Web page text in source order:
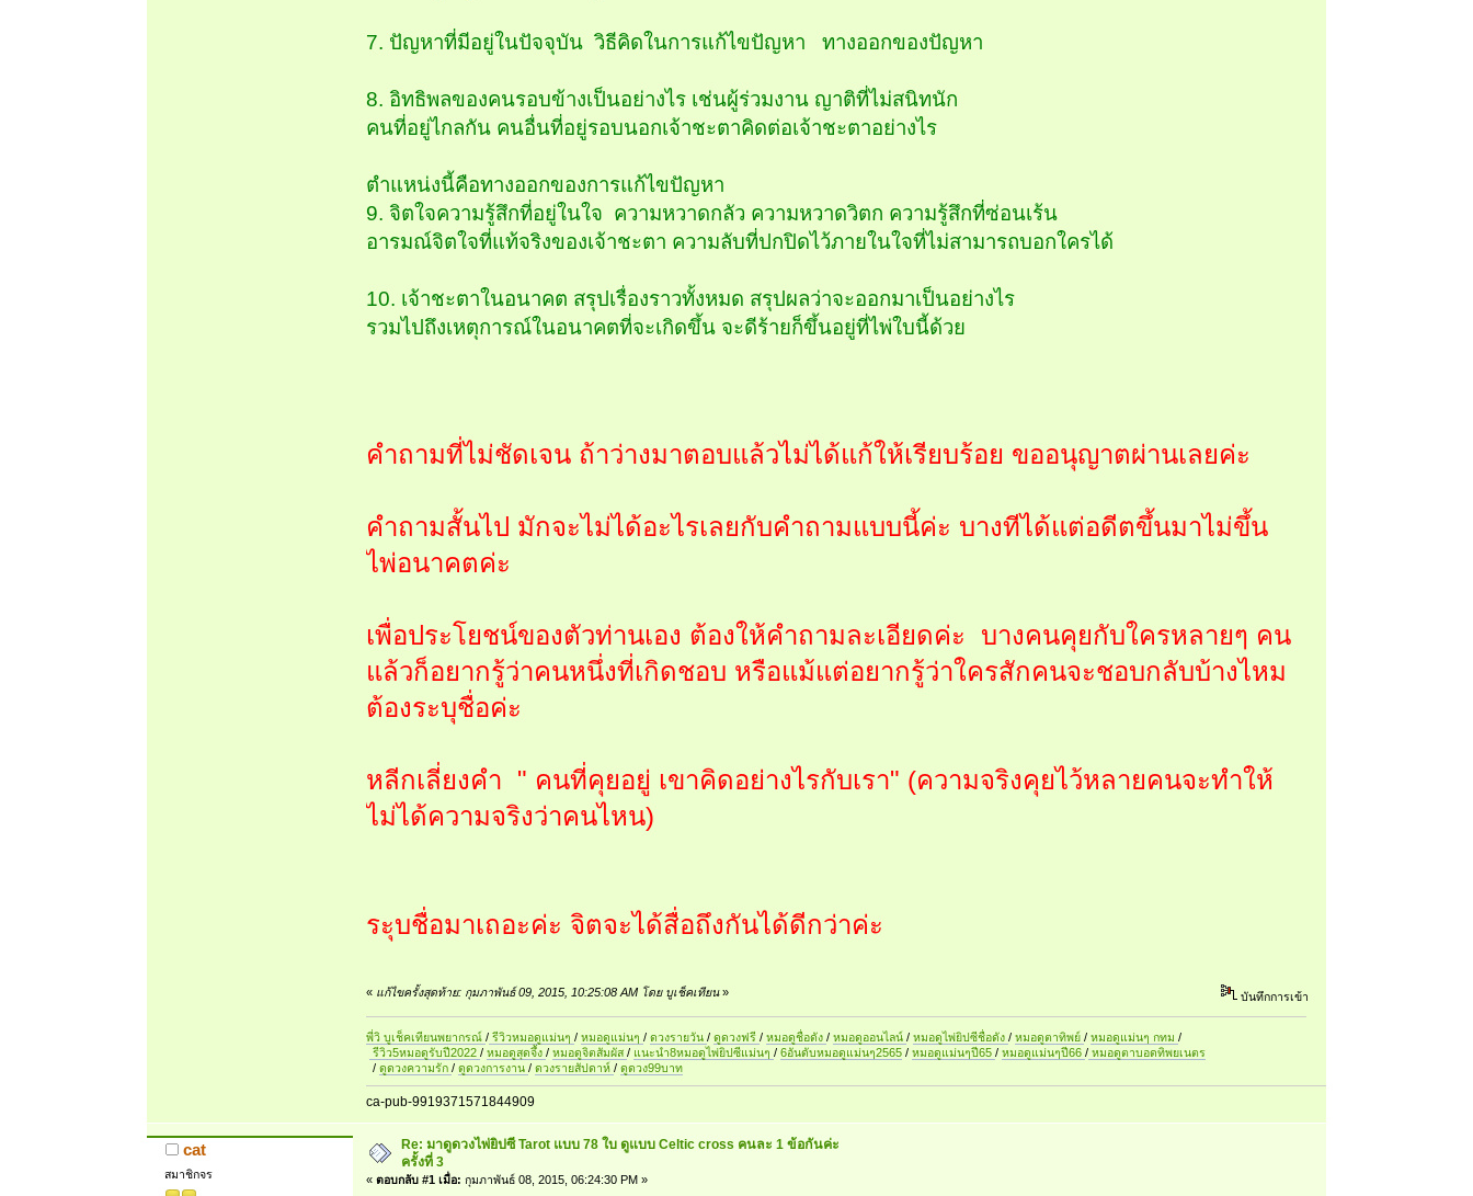
7. ปัญหาที่มีอยู่ในปัจจุบัน วิธีคิดในการแก้ไขปัญหา ทางออกของปัญหา
8. อิทธิพลของคนรอบข้างเป็นอย่างไร เช่นผู้ร่วมงาน ญาติที่ไม่สนิทนัก
คนที่อยู่ไกลกัน คนอื่นที่อยู่รอบนอกเจ้าชะตาคิดต่อเจ้าชะตาอย่างไร
ตำแหน่งนี้คือทางออกของการแก้ไขปัญหา
9. จิตใจความรู้สึกที่อยู่ในใจ ความหวาดกลัว ความหวาดวิตก ความรู้สึกที่ซ่อนเร้น
อารมณ์จิตใจที่แท้จริงของเจ้าชะตา ความลับที่ปกปิดไว้ภายในใจที่ไม่สามารถบอกใครได้
10. เจ้าชะตาในอนาคต สรุปเรื่องราวทั้งหมด สรุปผลว่าจะออกมาเป็นอย่างไร
รวมไปถึงเหตุการณ์ในอนาคตที่จะเกิดขึ้น จะดีร้ายก็ขึ้นอยู่ที่ไพ่ใบนี้ด้วย
คำถามที่ไม่ชัดเจน ถ้าว่างมาตอบแล้วไม่ได้แก้ให้เรียบร้อย ขออนุญาตผ่านเลยค่ะ
คำถามสั้นไป มักจะไม่ได้อะไรเลยกับคำถามแบบนี้ค่ะ บางทีได้แต่อดีตขึ้นมาไม่ขึ้น
ไพ่อนาคตค่ะ
เพื่อประโยชน์ของตัวท่านเอง ต้องให้คำถามละเอียดค่ะ บางคนคุยกับใครหลายๆ คน
แล้วก็อยากรู้ว่าคนหนึ่งที่เกิดชอบ หรือแม้แต่อยากรู้ว่าใครสักคนจะชอบกลับบ้างไหม
ต้องระบุชื่อค่ะ
หลีกเลี่ยงคำ " คนที่คุยอยู่ เขาคิดอย่างไรกับเรา" (ความจริงคุยไว้หลายคนจะทำให้
ไม่ได้ความจริงว่าคนไหน)
ระุบชื่อมาเถอะค่ะ จิตจะได้สื่อถึงกันได้ดีกว่าค่ะ
« แก้ไขครั้งสุดท้าย: กุมภาพันธ์ 09, 2015, 10:25:08 AM โดย บูเช็คเทียน» บันทึกการเข้า
พี่วิ บูเช็คเทียนพยากรณ์/ รีวิวหมอดูแม่นๆ/หมอดูแม่นๆ/ดวงรายวัน/ดูดวงฟรี/หมอดูชื่อดัง/หมอดูออนไลน์/หมอดูไพ่ยิปซีชื่อดัง/หมอดูตาทิพย์/หมอดูแม่นๆ กทม/
รีวิว5หมอดูรับปี2022/หมอดูสุดจึ้ง/หมอดูจิตสัมผัส/ แนะนำ8หมอดูไพ่ยิปซีแม่นๆ/6อันดับหมอดูแม่นๆ2565 /หมอดูแม่นๆปี65/หมอดูแม่นๆปี66/ หมอดูตาบอดทิพยเนตร
/ดูดวงความรัก/ดูดวงการงาน/ดวงรายสัปดาห์/ดูดวง99บาท
ca-pub-9919371571844909
cat
สมาชิกจร
Re: มาดูดวงไพ่ยิปซี Tarot แบบ 78 ใบ ดูแบบ Celtic cross คนละ 1 ข้อกันค่ะ
ครั้งที่ 3
«ตอบกลับ #1 เมื่อ: กุมภาพันธ์ 08, 2015, 06:24:30 PM »